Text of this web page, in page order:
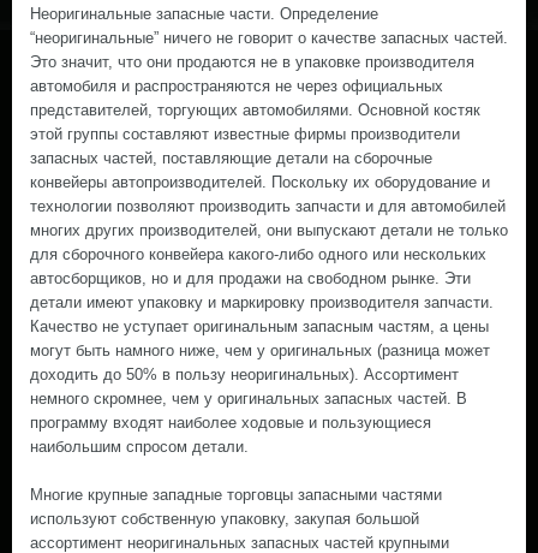
Неоригинальные запасные части. Определение
“неоригинальные” ничего не говорит о качестве запасных частей.
Это значит, что они продаются не в упаковке производителя
автомобиля и распространяются не через официальных
представителей, торгующих автомобилями. Основной костяк
этой группы составляют известные фирмы производители
запасных частей, поставляющие детали на сборочные
конвейеры автопроизводителей. Поскольку их оборудование и
технологии позволяют производить запчасти и для автомобилей
многих других производителей, они выпускают детали не только
для сборочного конвейера какого-либо одного или нескольких
автосборщиков, но и для продажи на свободном рынке. Эти
детали имеют упаковку и маркировку производителя запчасти.
Качество не уступает оригинальным запасным частям, а цены
могут быть намного ниже, чем у оригинальных (разница может
доходить до 50% в пользу неоригинальных). Ассортимент
немного скромнее, чем у оригинальных запасных частей. В
программу входят наиболее ходовые и пользующиеся
наибольшим спросом детали.
Многие крупные западные торговцы запасными частями
используют собственную упаковку, закупая большой
ассортимент неоригинальных запасных частей крупными